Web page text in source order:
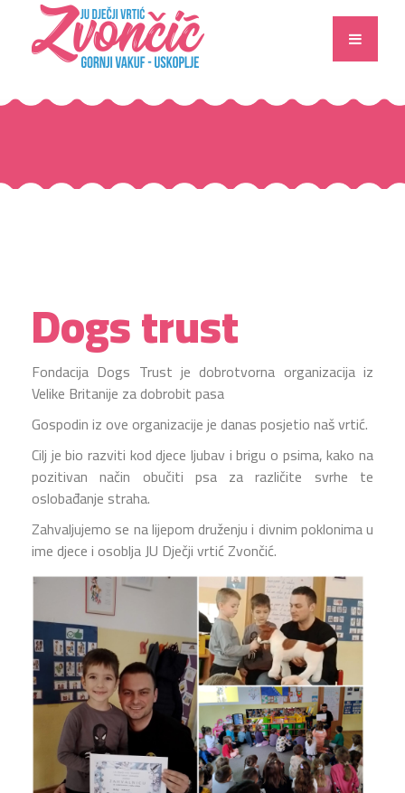
Dogs trust
Fondacija Dogs Trust je dobrotvorna organizacija iz
Velike Britanije za dobrobit pasa
Gospodin iz ove organizacije je danas posjetio naš vrtić.
Cilj je bio razviti kod djece ljubav i brigu o psima, kako na
pozitivan način obučiti psa za različite svrhe te
oslobađanje straha.
Zahvaljujemo se na lijepom druženju i divnim poklonima u
ime djece i osoblja JU Dječji vrtić Zvončić.